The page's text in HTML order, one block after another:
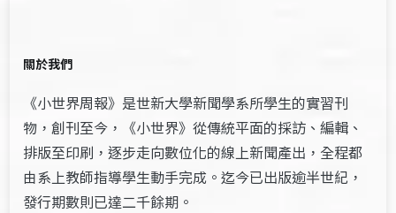
關於我們
《小世界周報》是世新大學新聞學系所學生的實習刊
物，創刊至今，《小世界》從傳統平面的採訪、編輯、
排版至印刷，逐步走向數位化的線上新聞產出，全程都
由系上教師指導學生動手完成。迄今已出版逾半世紀，
發行期數則已達二千餘期。